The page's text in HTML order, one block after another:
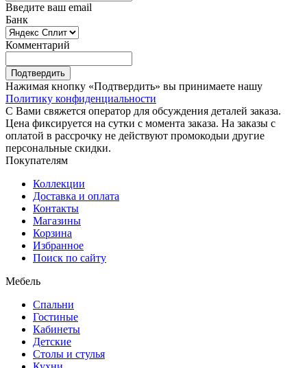
Введите ваш email
Банк
Комментарий
Подтвердить
Нажимая кнопку «Подтвердить» вы принимаете нашу
Политику конфиденциальности
С Вами свяжется оператор для обсуждения деталей заказа.
Цена фиксируется на сутки с момента заказа. На заказы с
оплатой в рассрочку не действуют промокодыи другие
персональные скидки.
Покупателям
Коллекции
Доставка и оплата
Контакты
Магазины
Корзина
Избранное
Поиск по сайту
Мебель
Спальни
Гостиные
Кабинеты
Детские
Столы и стулья